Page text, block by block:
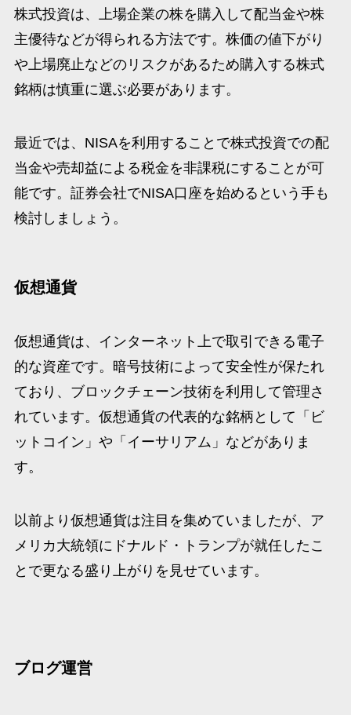
株式投資は、上場企業の株を購入して配当金や株
主優待などが得られる方法です。株価の値下がり
や上場廃止などのリスクがあるため購入する株式
銘柄は慎重に選ぶ必要があります。
最近では、NISAを利用することで株式投資での配
当金や売却益による税金を非課税にすることが可
能です。証券会社でNISA口座を始めるという手も
検討しましょう。
仮想通貨
仮想通貨は、インターネット上で取引できる電子
的な資産です。暗号技術によって安全性が保たれ
ており、ブロックチェーン技術を利用して管理さ
れています。仮想通貨の代表的な銘柄として「ビ
ットコイン」や「イーサリアム」などがありま
す。
以前より仮想通貨は注目を集めていましたが、ア
メリカ大統領にドナルド・トランプが就任したこ
とで更なる盛り上がりを見せています。
ブログ運営